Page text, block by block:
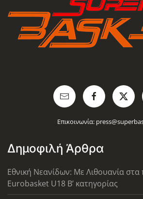
Επικοινωνία:
Δημοφιλή Άρθρα
Εθνική Νεανίδων: Με Λιθουανία στα
Eurobasket U18 Β’ κατηγορίας